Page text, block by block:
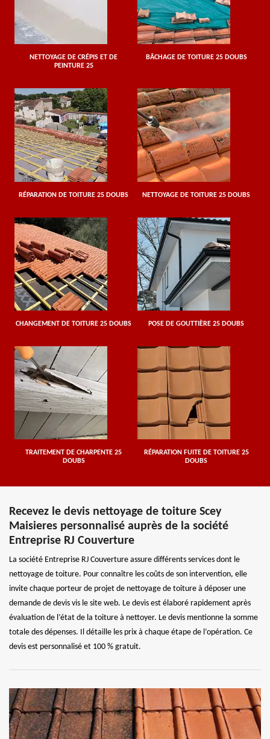
NETTOYAGE DE CRÉPIS ET DE
PEINTURE 25
BÂCHAGE DE TOITURE 25 DOUBS
RÉPARATION DE TOITURE 25 DOUBS NETTOYAGE DE TOITURE 25 DOUBS
CHANGEMENT DE TOITURE 25 DOUBS POSE DE GOUTTIÈRE 25 DOUBS
TRAITEMENT DE CHARPENTE 25
DOUBS
RÉPARATION FUITE DE TOITURE 25
DOUBS
Recevez le devis nettoyage de toiture Scey
Maisieres personnalisé auprès de la société
Entreprise RJ Couverture
La société Entreprise RJ Couverture assure différents services dont le
nettoyage de toiture. Pour connaître les coûts de son intervention, elle
invite chaque porteur de projet de nettoyage de toiture à déposer une
demande de devis vis le site web. Le devis est élaboré rapidement après
évaluation de l’état de la toiture à nettoyer. Le devis mentionne la somme
totale des dépenses. Il détaille les prix à chaque étape de l’opération. Ce
devis est personnalisé et 100 % gratuit.